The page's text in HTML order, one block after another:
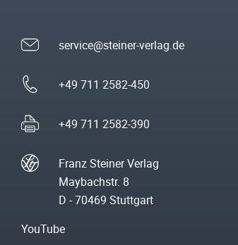
service@steiner-verlag.de
+49 711 2582-450
+49 711 2582-390
Franz Steiner Verlag
Maybachstr. 8
D - 70469 Stuttgart
YouTube